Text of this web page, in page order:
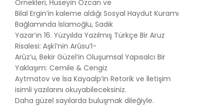
Örnekleri, Hüseyin Özcan ve
Bilal Ergin’in kaleme aldığı Sosyal Haydut Kuramı
Bağlamında İslamoğlu, Sadık
Yazar’ın 16. Yüzyılda Yazılmış Türkçe Bir Aruz
Risalesi: Aşkî’nin Arûsu’l-
Arûz’u, Bekir Güzel’in Oluşumsal Yapısalcı Bir
Yaklaşım: Cemile & Cengiz
Aytmatov ve İsa Kayaalp’in Retorik ve İletişim
isimli yazılarını okuyabileceksiniz.
Daha güzel sayılarda buluşmak dileğiyle.